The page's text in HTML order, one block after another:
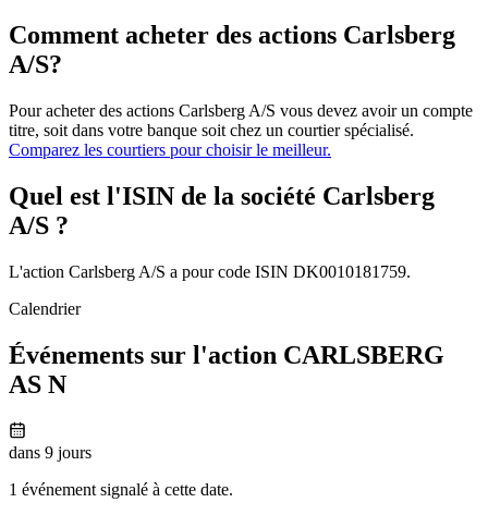
Comment acheter des actions Carlsberg
A/S?
Pour acheter des actions Carlsberg A/S vous devez avoir un compte
titre, soit dans votre banque soit chez un courtier spécialisé.
Comparez les courtiers pour choisir le meilleur.
Quel est l'ISIN de la société Carlsberg
A/S ?
L'action Carlsberg A/S a pour code ISIN DK0010181759.
Calendrier
Événements sur l'action CARLSBERG
AS N
dans 9 jours
1 événement signalé à cette date.